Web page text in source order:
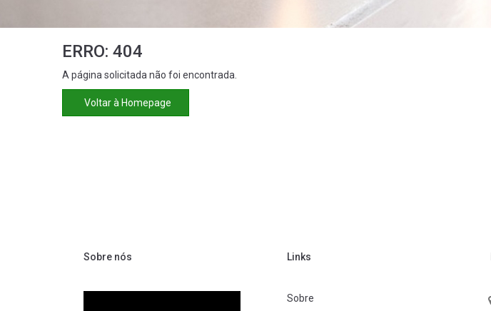
ERRO: 404
A página solicitada não foi encontrada.
Voltar à Homepage
Sobre nós Links
Sobre